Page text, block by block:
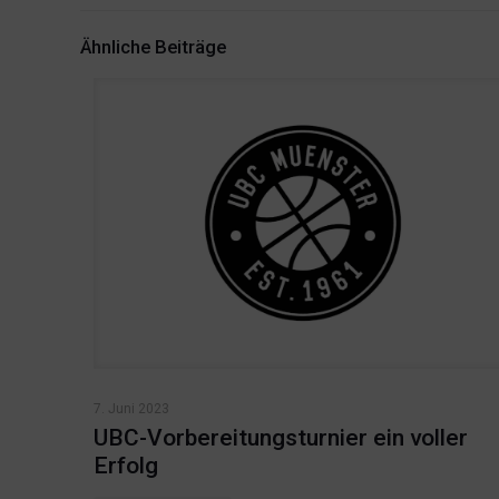
Ähnliche Beiträge
7. Juni 2023
UBC-Vorbereitungsturnier ein voller
Erfolg